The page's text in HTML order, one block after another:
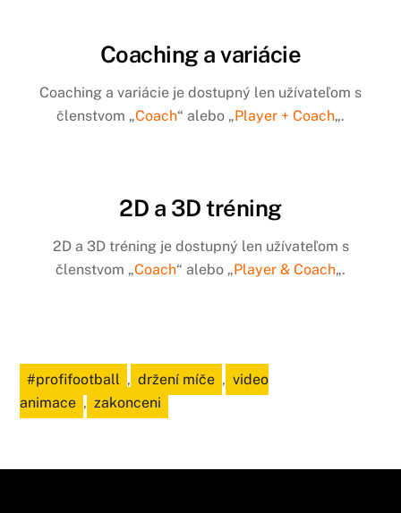
Coaching a variácie
Coaching a variácie je dostupný len užívateľom s
členstvom „Coach“ alebo „Player + Coach„.
2D a 3D tréning
2D a 3D tréning je dostupný len užívateľom s
členstvom „Coach“ alebo „Player & Coach„.
#profifootball , držení míče , video
animace , zakonceni